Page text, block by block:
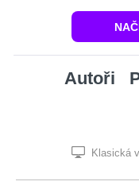
Autoři
Klasická